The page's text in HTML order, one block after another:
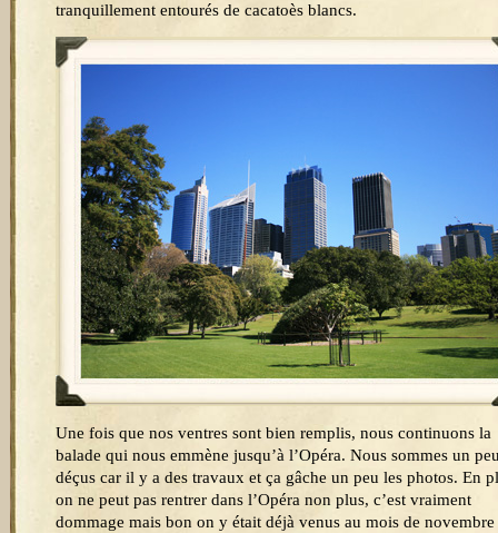
tranquillement entourés de cacatoès blancs.
Une fois que nos ventres sont bien remplis, nous continuons la
balade qui nous emmène jusqu’à l’Opéra. Nous sommes un
déçus car il y a des travaux et ça gâche un peu les photos. En
on ne peut pas rentrer dans l’Opéra non plus, c’est vraiment
dommage mais bon on y était déjà venus au mois de